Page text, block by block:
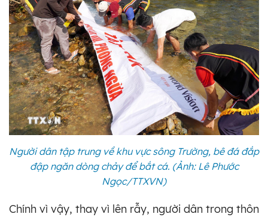
Người dân tập trung về khu vực sông Trường, bê đá đắp
đập ngăn dòng chảy để bắt cá. (Ảnh: Lê Phước
Ngọc/TTXVN)
Chính vì vậy, thay vì lên rẫy, người dân trong thôn